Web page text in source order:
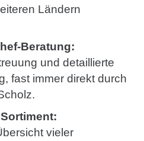
Ländern
Beratung:
und detaillierte
fast immer direkt durch
vieler